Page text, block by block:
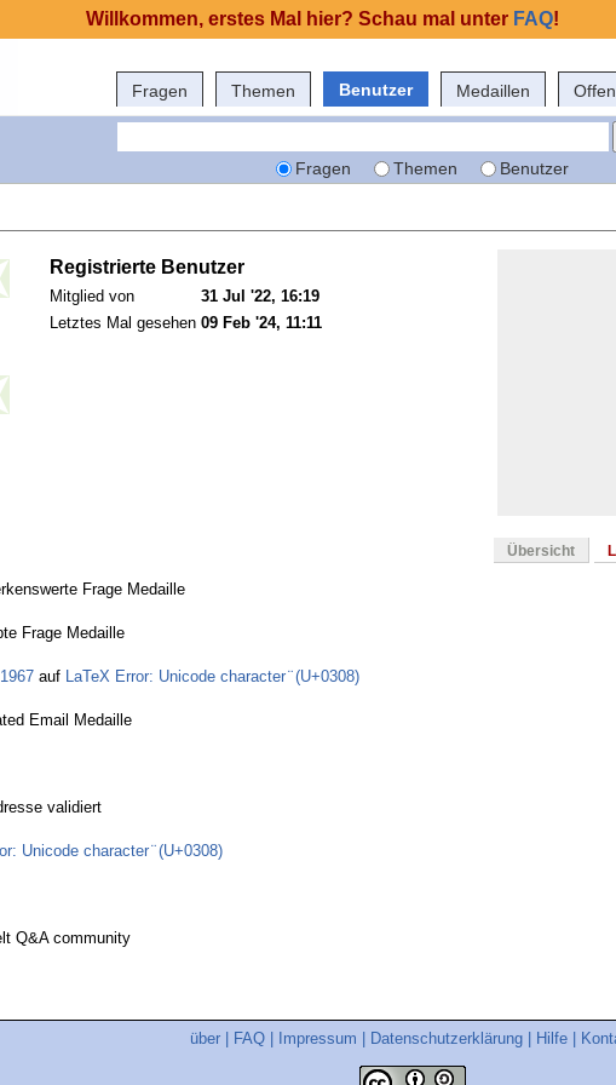
Fragen Themen Benutzer Medaillen Offen
Fragen Themen Benutzer
Registrierte Benutzer
Mitglied von
31 Jul '22, 16:19
Letztes Mal gesehen 09 Feb '24, 11:11
Übersicht
Frage Medaille
Frage Medaille
auf LaTeX Error: Unicode character ̈ (U+0308)
Email Medaille
validiert
Unicode character ̈ (U+0308)
Q&A community
über FAQ Impressum Datenschutzerklärung Hilfe
Willkommen, erstes Mal hier? Schau mal unter FAQ!